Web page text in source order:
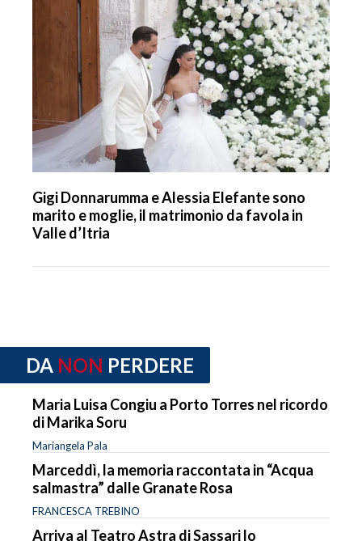
Gigi Donnarumma e Alessia Elefante sono
marito e moglie, il matrimonio da favola in
Valle d’Itria
DA NON PERDERE
Maria Luisa Congiu a Porto Torres nel ricordo
di Marika Soru
Mariangela Pala
Marceddì, la memoria raccontata in “Acqua
salmastra” dalle Granate Rosa
FRANCESCA TREBINO
Arriva al Teatro Astra di Sassari lo